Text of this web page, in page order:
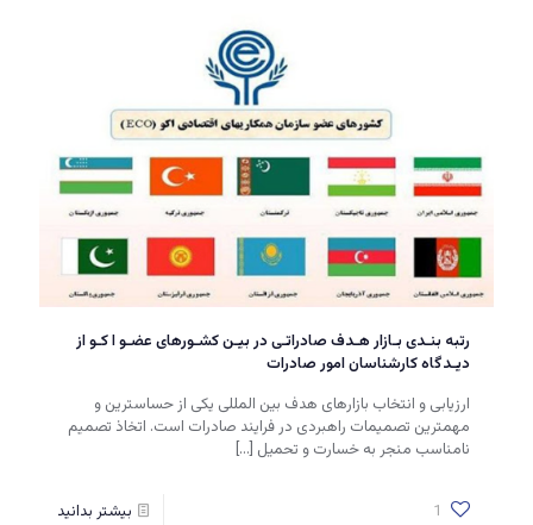
رتبه بنـدی بـازار هـدف صادراتـی در بیـن کشـورهای عضـو ا کـو از
دیـدگاه کارشناسان امور صادرات
ارزیابی و انتخاب بازارهای هدف بین المللی یکی از حساسترین و
مهمترین تصمیمات راهبردی در فرایند صادرات است. اتخاذ تصمیم
نامناسب منجر به خسارت و تحمیل […]
1 بیشتر بدانید